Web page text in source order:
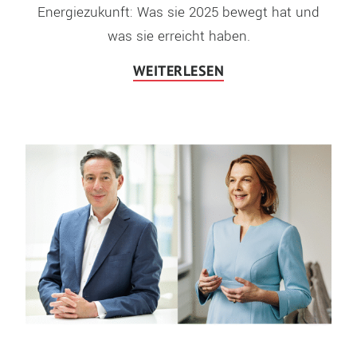
Energiezukunft: Was sie 2025 bewegt hat und
was sie erreicht haben.
WEITERLESEN